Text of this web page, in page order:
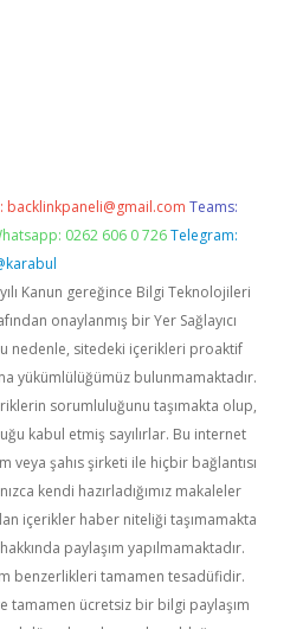
backlinkpaneli@gmail.com Teams:
0262 606 0 726 Telegram:
Kanun gereğince Bilgi Teknolojileri
onaylanmış bir Yer Sağlayıcı
nedenle, sitedeki içerikleri proaktif
yükümlülüğümüz bulunmamaktadır.
sorumluluğunu taşımakta olup,
kabul etmiş sayılırlar. Bu internet
veya şahıs şirketi ile hiçbir bağlantısı
kendi hazırladığımız makaleler
içerikler haber niteliği taşımamakta
paylaşım yapılmamaktadır.
benzerlikleri tamamen tesadüfidir.
tamamen ücretsiz bir bilgi paylaşım